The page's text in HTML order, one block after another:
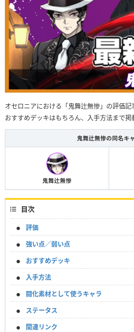
オセロニアにおける「鬼舞辻無惨」の評価
おすすめデッキはもちろん、入手方法まで掲
鬼舞辻無惨の同名キ
鬼舞辻無惨
目次
評価
強い点／弱い点
おすすめデッキ
入手方法
闘化素材として使うキャラ
ステータス
関連リンク